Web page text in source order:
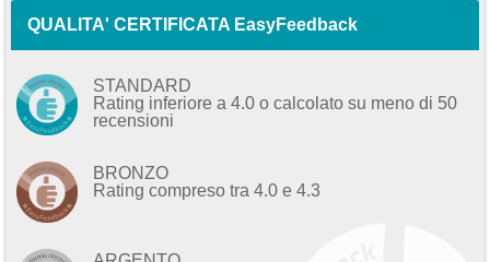
QUALITA' CERTIFICATA EasyFeedback
STANDARD
Rating inferiore a 4.0 o calcolato su meno di 50
recensioni
BRONZO
Rating compreso tra 4.0 e 4.3